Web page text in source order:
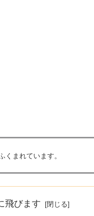
くまれています。
飛びます